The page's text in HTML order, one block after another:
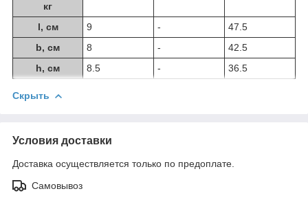
кг
l, см 9 -
47.5
b, см
8 -
42.5
h, см
8.5 - 36.5
Скрыть
Условия доставки
Доставка осуществляется только по предоплате.
Самовывоз